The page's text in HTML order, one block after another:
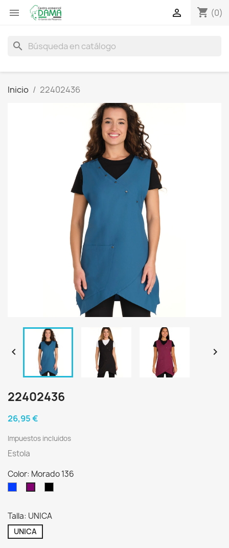
 shopping_cart (0)

search
Inicio 22402436
 
22402436
26,95 €
Impuestos incluidos
Estola
Color: Morado 136
Talla: UNICA
UNICA